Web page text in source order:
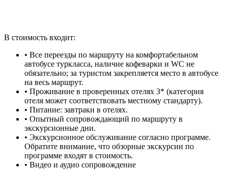
В стоимость входит:
• Все переезды по маршруту на комфортабельном
автобусе туркласса, наличие кофеварки и WC не
обязательно; за туристом закрепляется место в автобусе
на весь маршрут.
• Проживание в проверенных отелях 3* (категория
отеля может соответствовать местному стандарту).
• Питание: завтраки в отелях.
• Опытный сопровождающий по маршруту в
экскурсионные дни.
• Экскурсионное обслуживание согласно программе.
Обратите внимание, что обзорные экскурсии по
программе входят в стоимость.
• Видео и аудио сопровождение